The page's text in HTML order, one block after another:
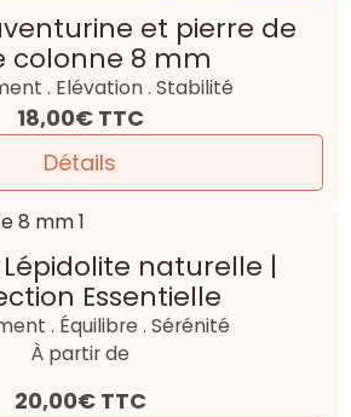
et pierre de
colonne 8 mm
. Elévation . Stabilité
18,00€ TTC
Détails
naturelle |
Essentielle
. Équilibre . Sérénité
À partir de
20,00€ TTC